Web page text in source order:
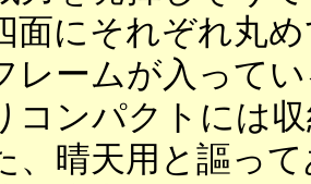
にそれぞれ丸め
レームが入って
コンパクトには
、晴天用と謳っ